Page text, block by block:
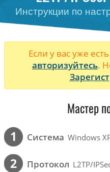
Инструкции по
Если у вас уже
авторизуйтесь.
Мастер
1 Cистема Windows
2 Протокол L2TP/